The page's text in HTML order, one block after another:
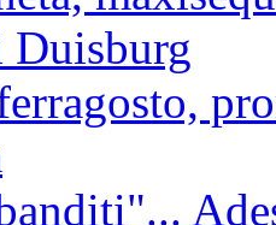
Duisburg